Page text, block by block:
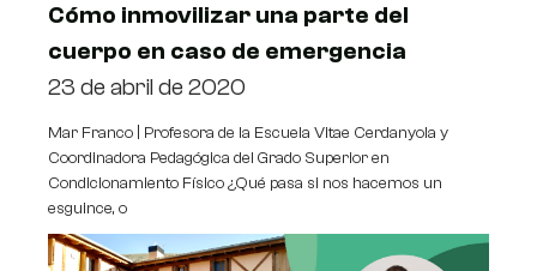
Cómo inmovilizar una parte del
cuerpo en caso de emergencia
23 de abril de 2020
Mar Franco | Profesora de la Escuela Vitae Cerdanyola y
Coordinadora Pedagógica del Grado Superior en
Condicionamiento Físico ¿Qué pasa si nos hacemos un
esguince, o